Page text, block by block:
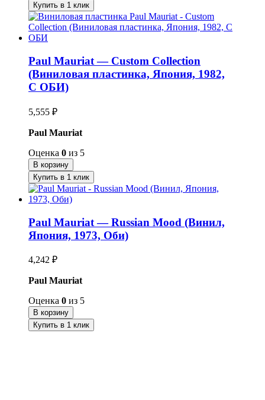
Купить в 1 клик
Paul Mauriat — Custom Collection
(Виниловая пластинка, Япония, 1982,
С ОБИ)
5,555 ₽
Paul Mauriat
Оценка 0 из 5
В корзину
Купить в 1 клик
Paul Mauriat — Russian Mood (Винил,
Япония, 1973, Оби)
4,242 ₽
Paul Mauriat
Оценка 0 из 5
В корзину
Купить в 1 клик